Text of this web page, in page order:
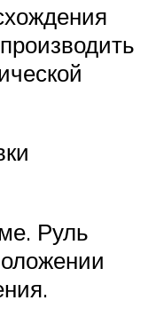
Руль